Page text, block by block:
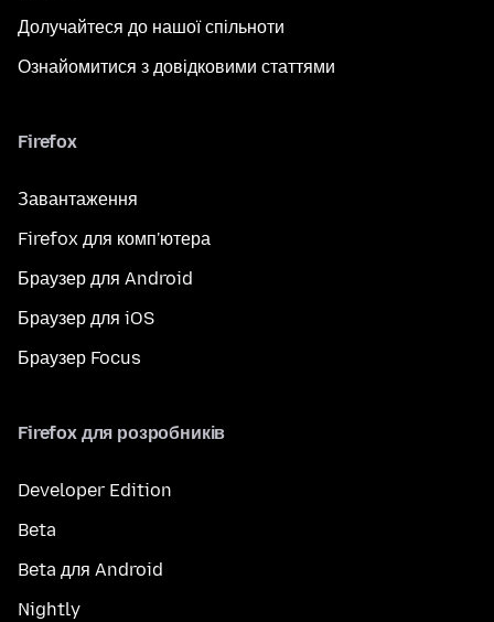
Долучайтеся до нашої спільноти
Ознайомитися з довідковими статтями
Firefox
Завантаження
Firefox для комп'ютера
Браузер для Android
Браузер для iOS
Браузер Focus
Firefox для розробників
Developer Edition
Beta
Beta для Android
Nightly